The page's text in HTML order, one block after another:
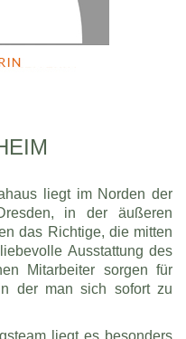
liegt im Norden der
in der äußeren
das Richtige, die mitten
Ausstattung des
Mitarbeiter sorgen für
der man sich sofort zu
liegt es besonders